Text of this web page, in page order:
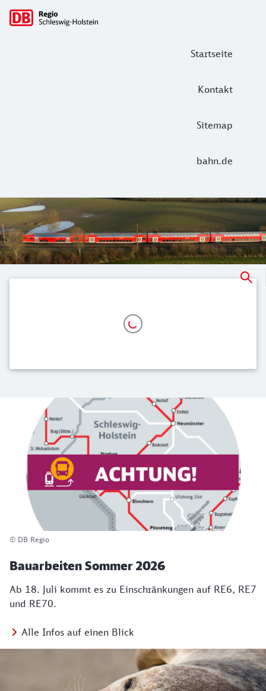
Startseite
Kontakt
Sitemap
bahn.de
Hauptnavigation
DB Regio Schleswig-Holstein:
© DB Regio
Bauarbeiten Sommer 2026
Ab 18. Juli kommt es zu Einschränkungen auf RE6, RE7
und RE70.
Alle Infos auf einen Blick